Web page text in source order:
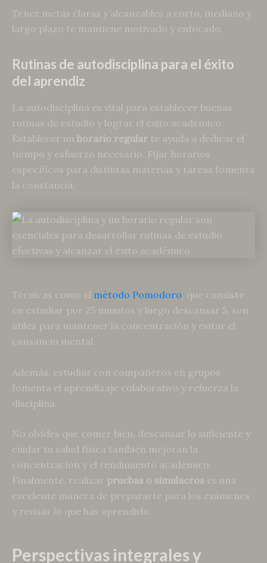
Tener metas claras y alcanzables a corto, mediano y
largo plazo te mantiene motivado y enfocado.
Rutinas de autodisciplina para el éxito
del aprendiz
La autodisciplina es vital para establecer buenas
rutinas de estudio y lograr el éxito académico.
Establecer un horario regular te ayuda a dedicar el
tiempo y esfuerzo necesario. Fijar horarios
específicos para distintas materias y tareas fomenta
la constancia.
Técnicas como el método Pomodoro, que consiste
en estudiar por 25 minutos y luego descansar 5, son
útiles para mantener la concentración y evitar el
cansancio mental.
Además, estudiar con compañeros en grupos
fomenta el aprendizaje colaborativo y refuerza la
disciplina.
No olvides que comer bien, descansar lo suficiente y
cuidar tu salud física también mejoran la
concentración y el rendimiento académico.
Finalmente, realizar pruebas o simulacros es una
excelente manera de prepararte para los exámenes
y revisar lo que has aprendido.
Perspectivas integrales y